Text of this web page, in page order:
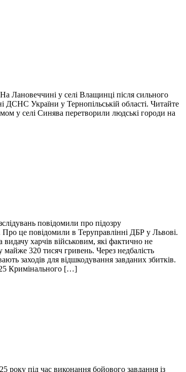
Лановеччині у селі Влащинці після сильного
України у Тернопільській області. Читайте
у селі Синява перетворили людські городи на
повідомили про підозру
це повідомили в Теруправлінні ДБР у Львові.
харчів військовим, які фактично не
майже 320 тисяч гривень. Через недбалість
заходів для відшкодування завданих збитків.
Кримінального […]
року під час виконання бойового завдання із